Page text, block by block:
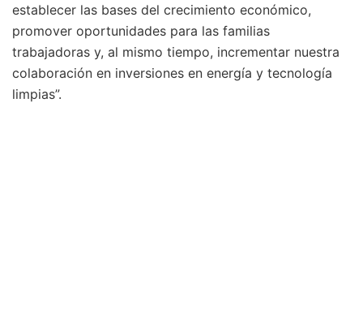
establecer las bases del crecimiento económico,
promover oportunidades para las familias
trabajadoras y, al mismo tiempo, incrementar nuestra
colaboración en inversiones en energía y tecnología
limpias”.